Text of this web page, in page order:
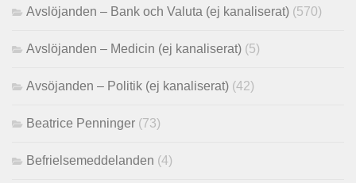
Avslöjanden – Bank och Valuta (ej kanaliserat) (570)
Avslöjanden – Medicin (ej kanaliserat) (5)
Avsöjanden – Politik (ej kanaliserat) (42)
Beatrice Penninger (73)
Befrielsemeddelanden (4)